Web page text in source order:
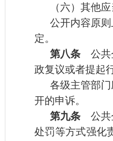
（六）其他
公开内容原
定。
第八条 公共
政复议或者提起
各级主管部
开的申诉。
第九条 公共
处罚等方式强化